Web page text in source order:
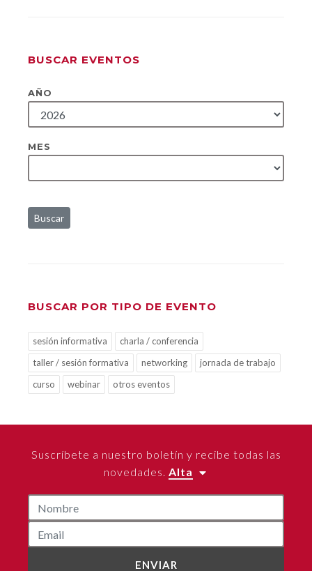
BUSCAR EVENTOS
AÑO
MES
Buscar
BUSCAR POR TIPO DE EVENTO
sesión informativa
charla / conferencia
taller / sesión formativa
networking
jornada de trabajo
curso
webinar otros eventos
Suscríbete a nuestro boletín y recibe todas las
novedades. Alta
ENVIAR